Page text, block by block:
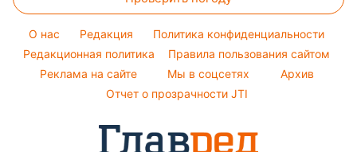
Виталий Козловский
Легкие десерты
Напитки
Курс валют
Новости Полтавы
Новости Днепра
Новости Сум
Новости Тернополя
Новости Черкассы
O нас Редакция
Политика конфиденциальности
Редакционная политика
Правила пользования сайтом
Реклама на сайте
Мы в соцсетях
Архив
Отчет о прозрачности JTI